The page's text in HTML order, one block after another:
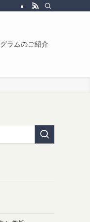
ラムのご紹介